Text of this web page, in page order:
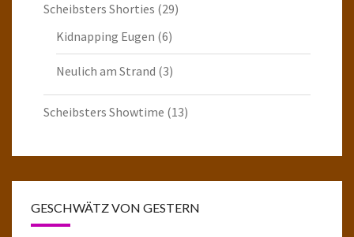
Scheibsters Shorties (29)
Kidnapping Eugen (6)
Neulich am Strand (3)
Scheibsters Showtime (13)
GESCHWÄTZ VON GESTERN